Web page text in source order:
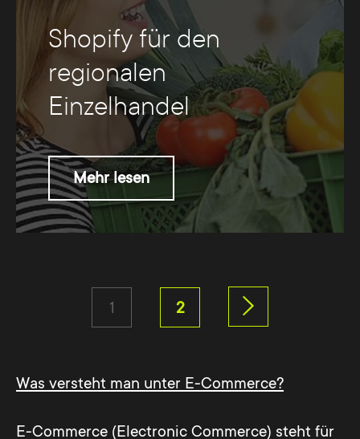
Was versteht man unter E-Commerce?
E-Commerce (Electronic Commerce) steht für
Shopify für den
regionalen
Einzelhandel
Mehr lesen
1 2